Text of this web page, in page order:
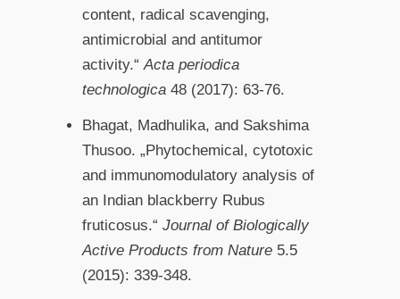
content, radical scavenging,
antimicrobial and antitumor
activity.“Acta periodica
technologica 48 (2017): 63-76.
Bhagat, Madhulika, and Sakshima
Thusoo. „Phytochemical, cytotoxic
and immunomodulatory analysis of
an Indian blackberry Rubus
fruticosus.“Journal of Biologically
Active Products from Nature 5.5
(2015): 339-348.